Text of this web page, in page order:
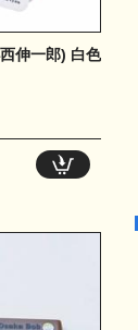
郎) 白色